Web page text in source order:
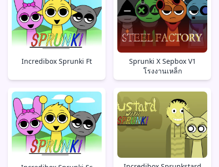
Incredibox Sprunki Ft
Sprunki X Sepbox V1
โรงงานเหล็ก